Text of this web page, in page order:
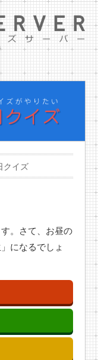
クイズ
。さて、お昼の
になるでしょ